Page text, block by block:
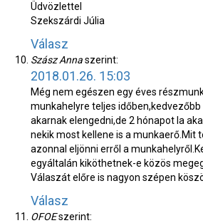
Üdvözlettel
Szekszárdi Júlia
Válasz
Szász Annaszerint:
2018.01.26. 15:03
Még nem egészen egy éves
munkahelyre teljes
akarnak elengedni,de 2 hónapot la
nekik most kellene is a
azonnal eljönni erről a
egyáltalán kiköthetnek-e közös
Válaszát előre is nagyon szépen
Válasz
OFOEszerint: